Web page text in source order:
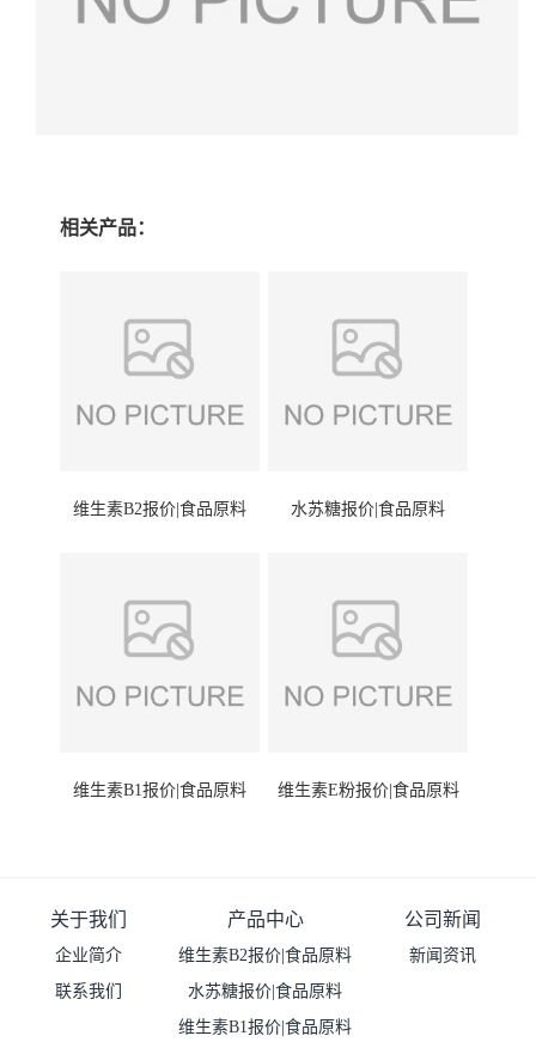
相关产品：
维生素B2报价|食品原料 水苏糖报价|食品原料
维生素B1报价|食品原料 维生素E粉报价|食品原料
关于我们
企业简介
联系我们
产品中心
维生素B2报价|食品原料
水苏糖报价|食品原料
维生素B1报价|食品原料
公司新闻
新闻资讯